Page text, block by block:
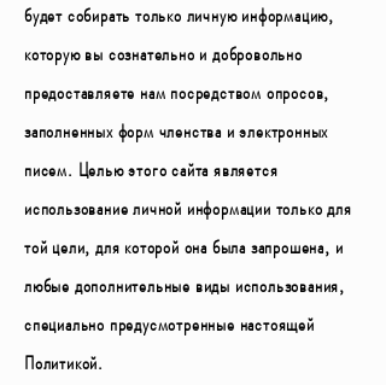
будет собирать только личную информацию,
которую вы сознательно и добровольно
предоставляете нам посредством опросов,
заполненных форм членства и электронных
писем. Целью этого сайта является
использование личной информации только для
той цели, для которой она была запрошена, и
любые дополнительные виды использования,
специально предусмотренные настоящей
Политикой.